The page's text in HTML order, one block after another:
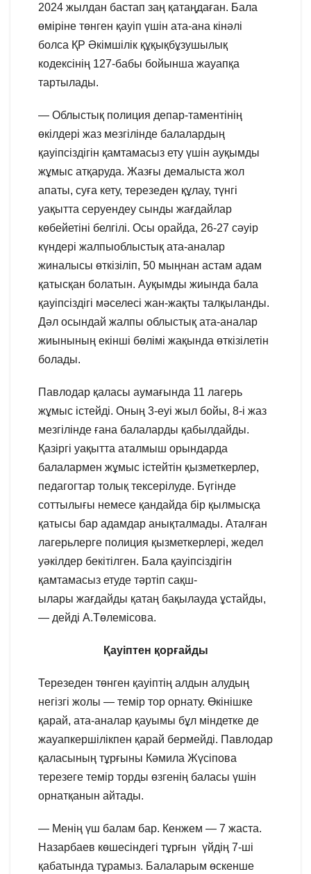
2024 жылдан бастап заң қатаңдаған. Бала
өміріне төнген қауіп үшін ата-ана кінәлі
болса ҚР Әкімшілік құқықбұзушылық
кодексінің 127-бабы бойынша жауапқа
тартылады.
— Облыстық полиция депар-таментінің
өкілдері жаз мезгілінде балалардың
қауіпсіздігін қамтамасыз ету үшін ауқымды
жұмыс атқаруда. Жазғы демалыста жол
апаты, суға кету, терезеден құлау, түнгі
уақытта серуендеу сынды жағдайлар
көбейетіні белгілі. Осы орайда, 26-27 сәуір
күндері жалпыоблыстық ата-аналар
жиналысы өткізіліп, 50 мыңнан астам адам
қатысқан болатын. Ауқымды жиында бала
қауіпсіздігі мәселесі жан-жақты талқыланды.
Дәл осындай жалпы облыстық ата-аналар
жиынының екінші бөлімі жақында өткізілетін
болады.
Павлодар қаласы аумағында 11 лагерь
жұмыс істейді. Оның 3-еуі жыл бойы, 8-і жаз
мезгілінде ғана балаларды қабылдайды.
Қазіргі уақытта аталмыш орындарда
балалармен жұмыс істейтін қызметкерлер,
педагогтар толық тексерілуде. Бүгінде
соттылығы немесе қандайда бір қылмысқа
қатысы бар адамдар анықталмады. Аталған
лагерьлерге полиция қызметкерлері, жедел
уәкілдер бекітілген. Бала қауіпсіздігін
қамтамасыз етуде тәртіп сақш-
ылары жағдайды қатаң бақылауда ұстайды,
— дейді А.Төлемісова.
Қауіптен қорғайды
Терезеден төнген қауіптің алдын алудың
негізгі жолы — темір тор орнату. Өкінішке
қарай, ата-аналар қауымы бұл міндетке де
жауапкершілікпен қарай бермейді. Павлодар
қаласының тұрғыны Кәмила Жүсіпова
терезеге темір торды өзгенің баласы үшін
орнатқанын айтады.
— Менің үш балам бар. Кенжем — 7 жаста.
Назарбаев көшесіндегі тұрғын үйдің 7-ші
қабатында тұрамыз. Балаларым өскенше